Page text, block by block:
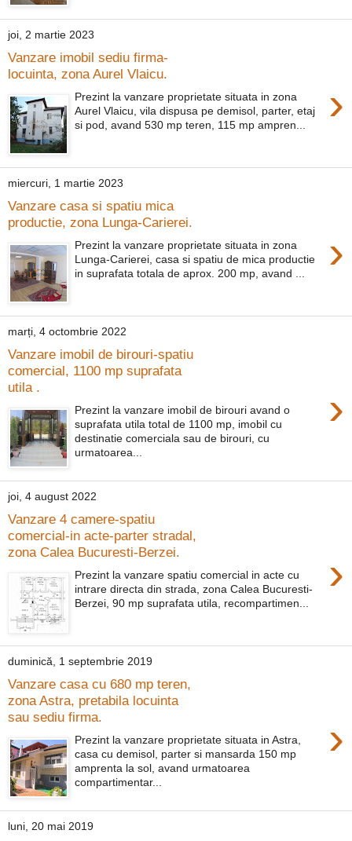
joi, 2 martie 2023
Vanzare imobil sediu firma-
locuinta, zona Aurel Vlaicu.
›
Prezint la vanzare proprietate situata in zona
Aurel Vlaicu, vila dispusa pe demisol, parter, etaj
si pod, avand 530 mp teren, 115 mp ampren...
miercuri, 1 martie 2023
Vanzare casa si spatiu mica
productie, zona Lunga-Carierei.
›
Prezint la vanzare proprietate situata in zona
Lunga-Carierei, casa si spatiu de mica productie
in suprafata totala de aprox. 200 mp, avand ...
marți, 4 octombrie 2022
Vanzare imobil de birouri-spatiu
comercial, 1100 mp suprafata
utila .
›
Prezint la vanzare imobil de birouri avand o
suprafata utila total de 1100 mp, imobil cu
destinatie comerciala sau de birouri, cu
urmatoarea...
joi, 4 august 2022
Vanzare 4 camere-spatiu
comercial-in acte-parter stradal,
zona Calea Bucuresti-Berzei.
›
Prezint la vanzare spatiu comercial in acte cu
intrare directa din strada, zona Calea Bucuresti-
Berzei, 90 mp suprafata utila, recompartimen...
duminică, 1 septembrie 2019
Vanzare casa cu 680 mp teren,
zona Astra, pretabila locuinta
sau sediu firma.
›
Prezint la vanzare proprietate situata in Astra,
casa cu demisol, parter si mansarda 150 mp
amprenta la sol, avand urmatoarea
compartimentar...
luni, 20 mai 2019